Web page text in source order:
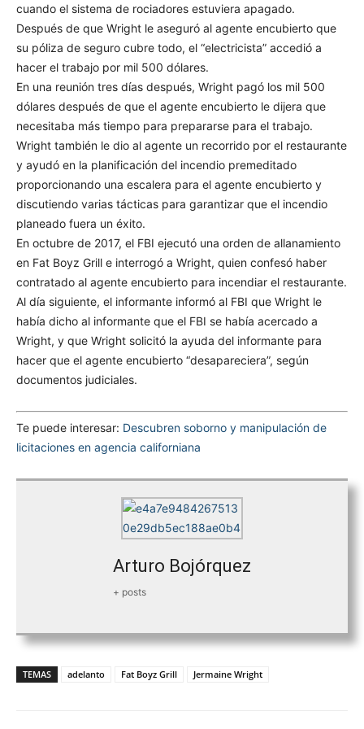
cuando el sistema de rociadores estuviera apagado.
Después de que Wright le aseguró al agente encubierto que
su póliza de seguro cubre todo, el “electricista” accedió a
hacer el trabajo por mil 500 dólares.
En una reunión tres días después, Wright pagó los mil 500
dólares después de que el agente encubierto le dijera que
necesitaba más tiempo para prepararse para el trabajo.
Wright también le dio al agente un recorrido por el restaurante
y ayudó en la planificación del incendio premeditado
proporcionando una escalera para el agente encubierto y
discutiendo varias tácticas para garantizar que el incendio
planeado fuera un éxito.
En octubre de 2017, el FBI ejecutó una orden de allanamiento
en Fat Boyz Grill e interrogó a Wright, quien confesó haber
contratado al agente encubierto para incendiar el restaurante.
Al día siguiente, el informante informó al FBI que Wright le
había dicho al informante que el FBI se había acercado a
Wright, y que Wright solicitó la ayuda del informante para
hacer que el agente encubierto “desapareciera”, según
documentos judiciales.
Te puede interesar: Descubren soborno y manipulación de
licitaciones en agencia californiana
Arturo Bojórquez
+ posts
TEMAS adelanto Fat Boyz Grill Jermaine Wright